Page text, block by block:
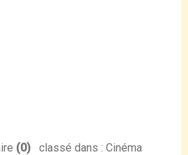
(0)classé dans : Cinéma